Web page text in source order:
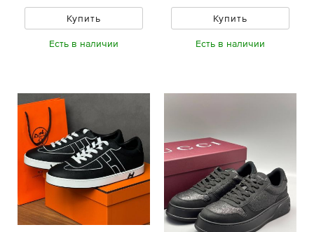
Купить
Есть в наличии
Купить
Есть в наличии